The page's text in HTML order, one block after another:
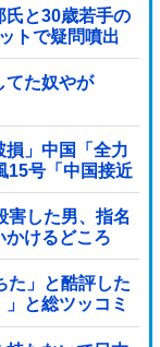
氏と30歳若手の
トで疑問噴出
てた奴やが
損」中国「全力
15号「中国接近
産が壊滅危機」
害した男、指名
かけるどころ
た」と酷評した
と総ツッコミ